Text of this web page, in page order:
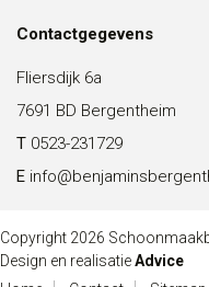
Contactgegevens
Fliersdijk 6a
7691 BD Bergentheim
T 0523-231729
E
Copyright 2026
Design en realisatieAdvice